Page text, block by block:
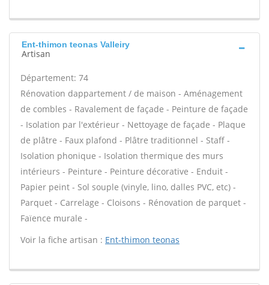
Ent-thimon teonas Valleiry
Artisan
Département: 74
Rénovation dappartement / de maison - Aménagement
de combles - Ravalement de façade - Peinture de façade
- Isolation par l'extérieur - Nettoyage de façade - Plaque
de plâtre - Faux plafond - Plâtre traditionnel - Staff -
Isolation phonique - Isolation thermique des murs
intérieurs - Peinture - Peinture décorative - Enduit -
Papier peint - Sol souple (vinyle, lino, dalles PVC, etc) -
Parquet - Carrelage - Cloisons - Rénovation de parquet -
Faïence murale -
Voir la fiche artisan : Ent-thimon teonas